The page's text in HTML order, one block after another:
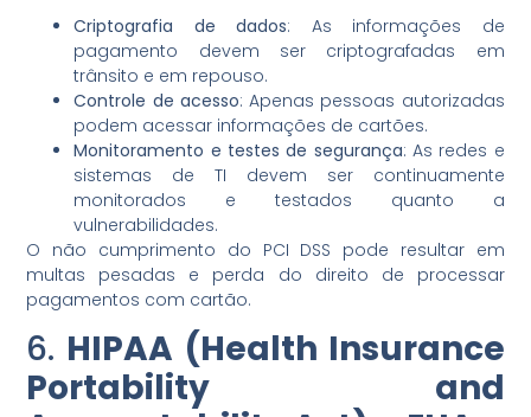
Criptografia de dados: As informações de
pagamento devem ser criptografadas em
trânsito e em repouso.
Controle de acesso: Apenas pessoas autorizadas
podem acessar informações de cartões.
Monitoramento e testes de segurança: As redes e
sistemas de TI devem ser continuamente
monitorados e testados quanto a
vulnerabilidades.
O não cumprimento do PCI DSS pode resultar em
multas pesadas e perda do direito de processar
pagamentos com cartão.
6. HIPAA (Health Insurance
Portability and